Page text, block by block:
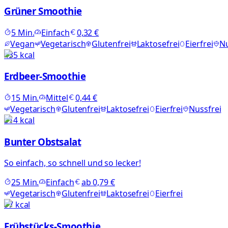
Grüner Smoothie
5Min. Einfach
0,32 €
Vegan Vegetarisch Glutenfrei Laktosefrei Eierfrei
435kcal
Erdbeer-Smoothie
15Min. Mittel
0,44 €
Vegetarisch
Glutenfrei Laktosefrei Eierfrei
Nussfrei
314kcal
Bunter Obstsalat
So einfach, so schnell und so lecker!
25Min. Einfach ab0,79 €
Vegetarisch
Glutenfrei Laktosefrei
Eierfrei
97kcal